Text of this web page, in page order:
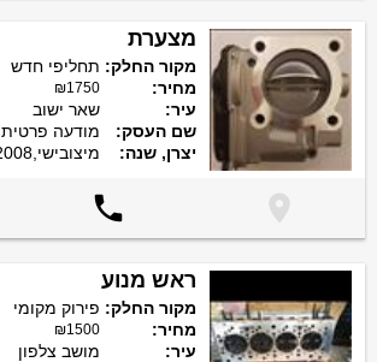
מצערת
מקור החלק: תחליפי חדש
מחיר:
₪1750
עיר:
שאר ישוב
שם העסק:
מודעה פרטית
יצרן, שנה:
מיצובישי,2008


ראש מנוע
מקור החלק: פירוק מקומי
מחיר:
₪1500
עיר:
מושב צלפון